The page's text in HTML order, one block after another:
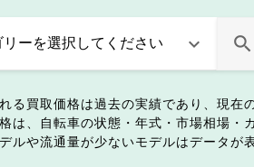
る買取価格は過去の実績であり、現在
は、自転車の状態・年式・市場相場・
ルや流通量が少ないモデルはデータが